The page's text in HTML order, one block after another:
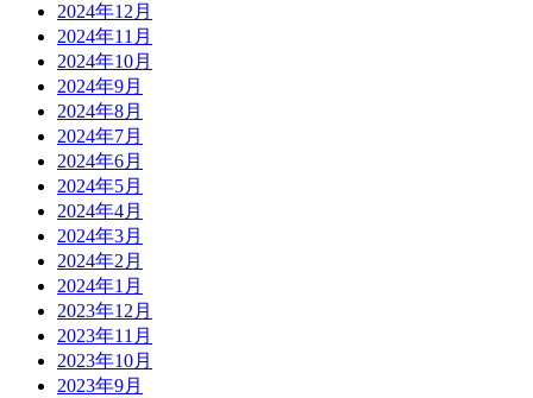
2024年12月
2024年11月
2024年10月
2024年9月
2024年8月
2024年7月
2024年6月
2024年5月
2024年4月
2024年3月
2024年2月
2024年1月
2023年12月
2023年11月
2023年10月
2023年9月